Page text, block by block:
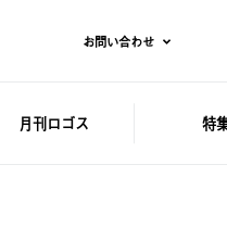
お問い合わせ
月刊ロゴス 特